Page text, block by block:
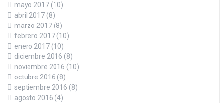
mayo 2017 (10)
abril 2017 (8)
marzo 2017 (8)
febrero 2017 (10)
enero 2017 (10)
diciembre 2016 (8)
noviembre 2016 (10)
octubre 2016 (8)
septiembre 2016 (8)
agosto 2016 (4)